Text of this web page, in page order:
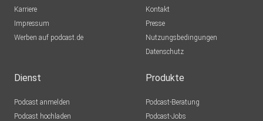
Karriere
Impressum
Werben auf podcast.de
Kontakt
Presse
Nutzungsbedingungen
Datenschutz
Dienst
Podcast anmelden
Podcast hochladen
Produkte
Podcast-Beratung
Podcast-Jobs